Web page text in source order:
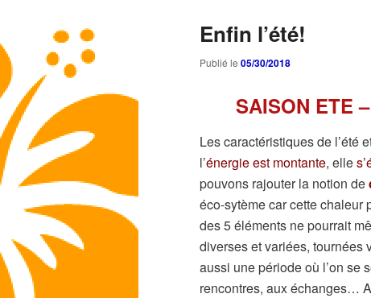
Enfin l’été!
Publié le 05/30/2018
SAISON ETE
Les caractéristiques de l’été
l’énergie est montante, elle
pouvons rajouter la notion de
éco-sytème car cette chaleur
des 5 éléments ne pourrait
diverses et variées, tournées
aussi une période où l’on se
rencontres, aux échanges…